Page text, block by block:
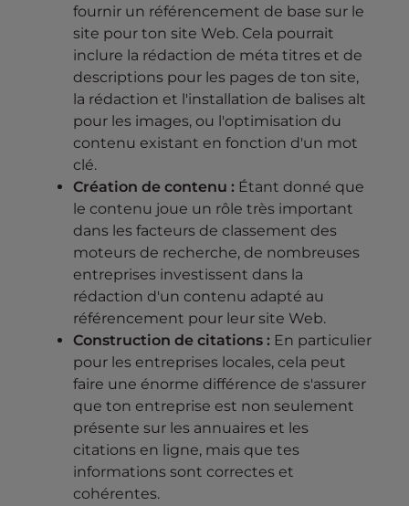
fournir un référencement de base sur le
site pour ton site Web. Cela pourrait
inclure la rédaction de méta titres et de
descriptions pour les pages de ton site,
la rédaction et l'installation de balises alt
pour les images, ou l'optimisation du
contenu existant en fonction d'un mot
clé.
Création de contenu : Étant donné que
le contenu joue un rôle très important
dans les facteurs de classement des
moteurs de recherche, de nombreuses
entreprises investissent dans la
rédaction d'un contenu adapté au
référencement pour leur site Web.
Construction de citations : En particulier
pour les entreprises locales, cela peut
faire une énorme différence de s'assurer
que ton entreprise est non seulement
présente sur les annuaires et les
citations en ligne, mais que tes
informations sont correctes et
cohérentes.